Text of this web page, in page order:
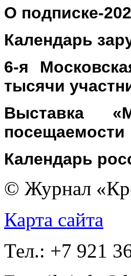
О подписке-
Календарь
6-я
тысячи
Выставка
посещаемости
Календарь
© Журнал
Карта сайта
Тел.: +7 921